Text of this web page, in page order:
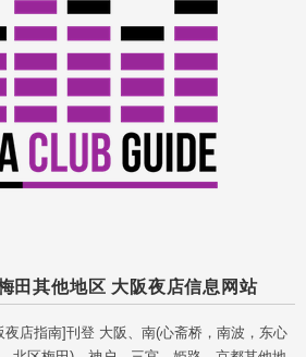
田其他地区 大阪夜店信息网站
店指南]刊登 大阪、南(心斋桥，南波，东心